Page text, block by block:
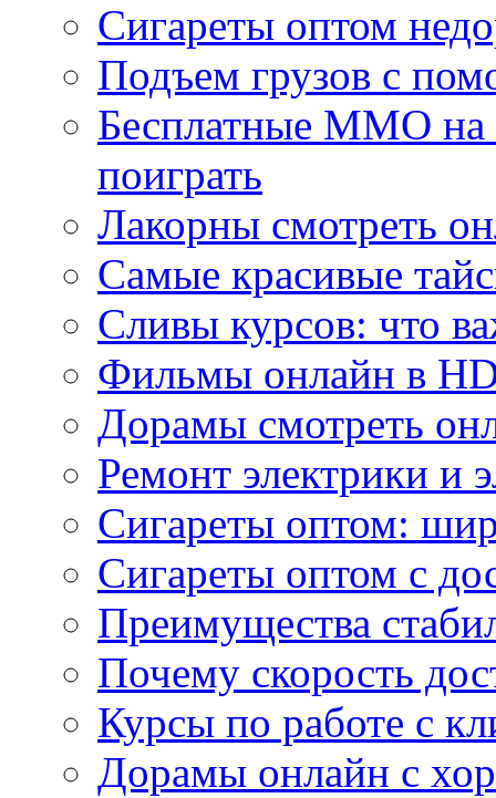
Сигареты оптом
Подъем грузов с
Бесплатные MMO
поиграть
Лакорны смотреть
Самые красивые
Сливы курсов: что
Фильмы онлайн в
Дорамы смотреть
Ремонт электрики и
Сигареты оптом:
Сигареты оптом с
Преимущества
Почему скорость
Курсы по работе с
Дорамы онлайн с